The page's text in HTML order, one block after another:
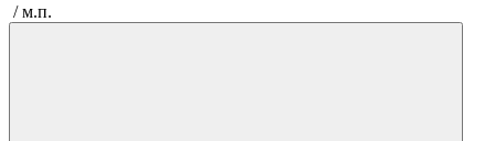
/ м.п.